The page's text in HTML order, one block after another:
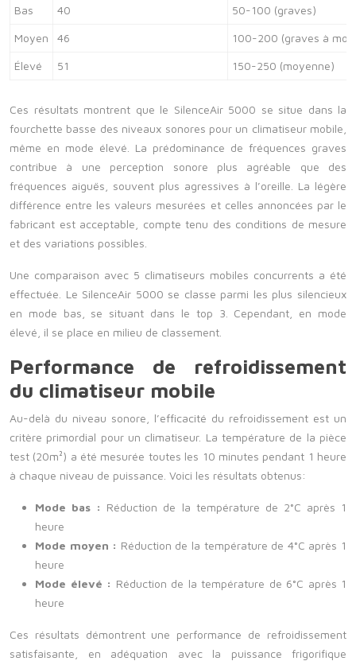
Bas 40 50-100 (graves)
Moyen 46 100-200 (graves à
Élevé 51 150-250 (moyenne)
Ces résultats montrent que le SilenceAir 5000 se situe dans la
fourchette basse des niveaux sonores pour un climatiseur mobile,
même en mode élevé. La prédominance de fréquences graves
contribue à une perception sonore plus agréable que des
fréquences aiguës, souvent plus agressives à l’oreille. La légère
différence entre les valeurs mesurées et celles annoncées par le
fabricant est acceptable, compte tenu des conditions de mesure
et des variations possibles.
Une comparaison avec 5 climatiseurs mobiles concurrents a été
effectuée. Le SilenceAir 5000 se classe parmi les plus silencieux
en mode bas, se situant dans le top 3. Cependant, en mode
élevé, il se place en milieu de classement.
Performance de refroidissement
du climatiseur mobile
Au-delà du niveau sonore, l’efficacité du refroidissement est un
critère primordial pour un climatiseur. La température de la pièce
test (20m²) a été mesurée toutes les 10 minutes pendant 1 heure
à chaque niveau de puissance. Voici les résultats obtenus:
Mode bas : Réduction de la température de 2°C après 1
heure
Mode moyen : Réduction de la température de 4°C après 1
heure
Mode élevé : Réduction de la température de 6°C après 1
heure
Ces résultats démontrent une performance de refroidissement
satisfaisante, en adéquation avec la puissance frigorifique